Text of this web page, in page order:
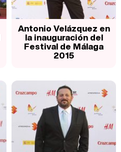
Antonio Velázquez en
la inauguración del
Festival de Málaga
2015